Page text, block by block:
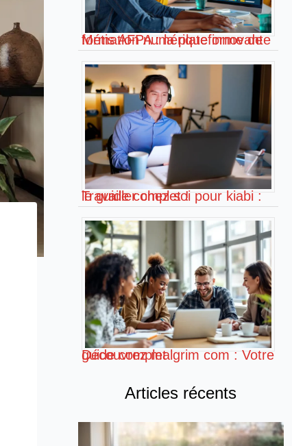
Métis AFPA : la plateforme de formation numérique innovante !
Travailler chez soi pour kiabi : le guide complet !
Découvrez malgrim com : Votre guide complet
Articles récents